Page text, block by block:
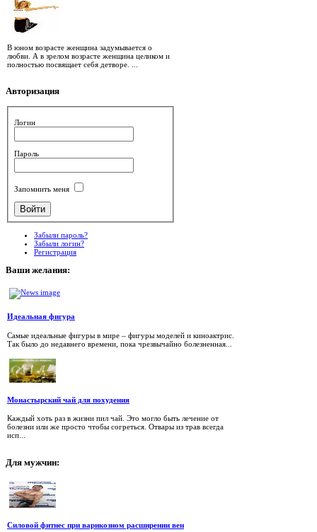
В юном возрасте женщина задумывается о
любви. А в зрелом возрасте женщина целиком и
полностью посвящает себя детворе. ...
Авторизация
Логин
Пароль
Запомнить меня
Забыли пароль?
Забыли логин?
Регистрация
Ваши желания:
Идеальная фигура
Самые идеальные фигуры в мире – фигуры моделей и киноактрис.
Так было до недавнего времени, пока чрезвычайно болезненная...
Монастырский чай для похудения
Каждый хоть раз в жизни пил чай. Это могло быть лечение от
болезни или же просто чтобы согреться. Отвары из трав всегда
исп...
Для мужчин:
Силовой фитнес при варикозном расширении вен